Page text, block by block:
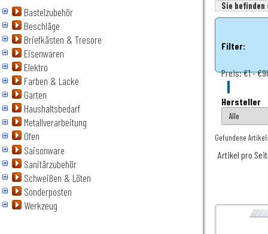
Bastelzubehör
Beschläge
Briefkästen & Tresore
Eisenwaren
Elektro
Farben & Lacke
Garten
Haushaltsbedarf
Metallverarbeitung
Ofen
Saisonware
Sanitärzubehör
Schweißen & Löten
Sonderposten
Werkzeug
Sie
Filter:
Preis:€1 -
Hersteller
Gefundene
Artikel pro